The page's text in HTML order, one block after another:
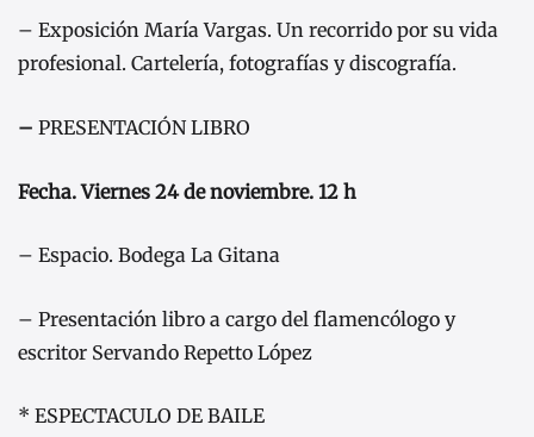
– Exposición María Vargas. Un recorrido por su vida
profesional. Cartelería, fotografías y discografía.
– PRESENTACIÓN LIBRO
Fecha. Viernes 24 de noviembre. 12 h
– Espacio. Bodega La Gitana
– Presentación libro a cargo del flamencólogo y
escritor Servando Repetto López
* ESPECTACULO DE BAILE